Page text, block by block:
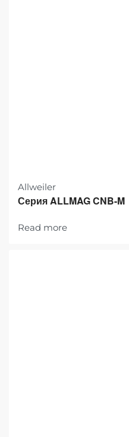
Allweiler
Серия ALLMAG CNB-M
Read more